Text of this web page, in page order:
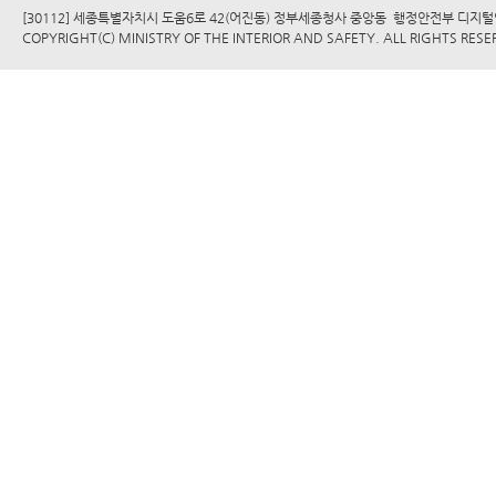
[30112] 세종특별자치시 도움6로 42(어진동) 정부세종청사 중앙동 행정안전부 디지
COPYRIGHT(C) MINISTRY OF THE INTERIOR AND SAFETY. ALL RIGHTS